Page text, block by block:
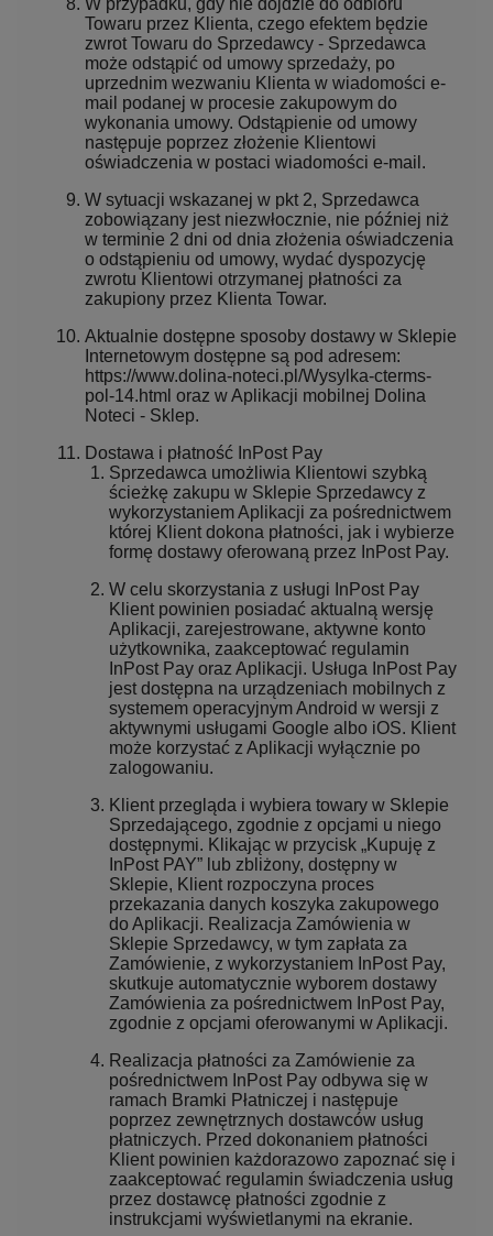
W przypadku, gdy nie dojdzie do odbioru
Towaru przez Klienta, czego efektem będzie
zwrot Towaru do Sprzedawcy - Sprzedawca
może odstąpić od umowy sprzedaży, po
uprzednim wezwaniu Klienta w wiadomości e-
mail podanej w procesie zakupowym do
wykonania umowy. Odstąpienie od umowy
następuje poprzez złożenie Klientowi
oświadczenia w postaci wiadomości e-mail.
W sytuacji wskazanej w pkt 2, Sprzedawca
zobowiązany jest niezwłocznie, nie później niż
w terminie 2 dni od dnia złożenia oświadczenia
o odstąpieniu od umowy, wydać dyspozycję
zwrotu Klientowi otrzymanej płatności za
zakupiony przez Klienta Towar.
Aktualnie dostępne sposoby dostawy w Sklepie
Internetowym dostępne są pod adresem:
https://www.dolina-noteci.pl/Wysylka-cterms-
pol-14.html oraz w Aplikacji mobilnej Dolina
Noteci - Sklep.
Dostawa i płatność InPost Pay
Sprzedawca umożliwia Klientowi szybką
ścieżkę zakupu w Sklepie Sprzedawcy z
wykorzystaniem Aplikacji za pośrednictwem
której Klient dokona płatności, jak i wybierze
formę dostawy oferowaną przez InPost Pay.
W celu skorzystania z usługi InPost Pay
Klient powinien posiadać aktualną wersję
Aplikacji, zarejestrowane, aktywne konto
użytkownika, zaakceptować regulamin
InPost Pay oraz Aplikacji. Usługa InPost Pay
jest dostępna na urządzeniach mobilnych z
systemem operacyjnym Android w wersji z
aktywnymi usługami Google albo iOS. Klient
może korzystać z Aplikacji wyłącznie po
zalogowaniu.
Klient przegląda i wybiera towary w Sklepie
Sprzedającego, zgodnie z opcjami u niego
dostępnymi. Klikając w przycisk „Kupuję z
InPost PAY” lub zbliżony, dostępny w
Sklepie, Klient rozpoczyna proces
przekazania danych koszyka zakupowego
do Aplikacji. Realizacja Zamówienia w
Sklepie Sprzedawcy, w tym zapłata za
Zamówienie, z wykorzystaniem InPost Pay,
skutkuje automatycznie wyborem dostawy
Zamówienia za pośrednictwem InPost Pay,
zgodnie z opcjami oferowanymi w Aplikacji.
Realizacja płatności za Zamówienie za
pośrednictwem InPost Pay odbywa się w
ramach Bramki Płatniczej i następuje
poprzez zewnętrznych dostawców usług
płatniczych. Przed dokonaniem płatności
Klient powinien każdorazowo zapoznać się i
zaakceptować regulamin świadczenia usług
przez dostawcę płatności zgodnie z
instrukcjami wyświetlanymi na ekranie.